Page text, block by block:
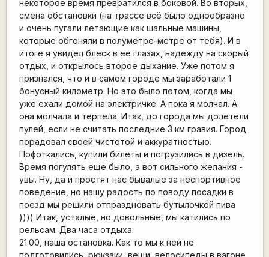
некоторое время превратился в боковой. Во вторых,
смена обстановки (на трассе всё было однообразно
и очень пугали летающие как шальные машины,
которые обгоняли в полуметре-метре от тебя). И в
итоге я увидел блеск в ее глазах, надежду на скорый
отдых, и открылось второе дыхание. Уже потом я
признался, что и в самом городе мы заработали 1
бонусный километр. Но это было потом, когда мы
уже ехали домой на электричке. А пока я молчал. А
она молчала и терпела. Итак, до города мы долетели
пулей, если не считать последние 3 км гравия. Город
порадовал своей чистотой и аккуратностью.
Пофоткались, купили билеты и погрузились в дизель.
Время погулять еще было, а вот сильного желания -
увы. Ну, да и простят нас бывалые за неспортивное
поведение, но нашу радость по поводу посадки в
поезд мы решили отпраздновать бутылочкой пива
)))) Итак, усталые, но довольные, мы катились по
рельсам. Два часа отдыха.
21:00, наша остановка. Как то мы к ней не
подготовились, рюкзаки, вещи, велосипеды в вагоне.